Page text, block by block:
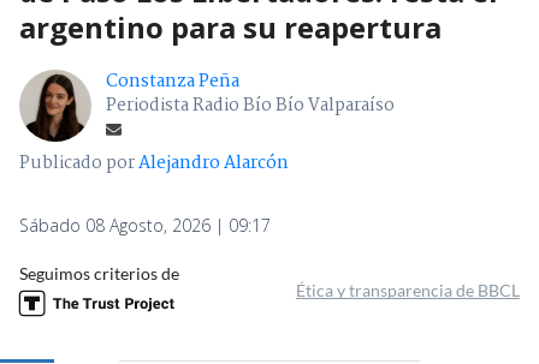
argentino para su reapertura
Constanza Peña
Periodista Radio Bío Bío Valparaíso
Publicado porAlejandro Alarcón
Sábado 08 Agosto, 2026 | 09:17
Seguimos criterios de
Ética y transparencia de BBCL